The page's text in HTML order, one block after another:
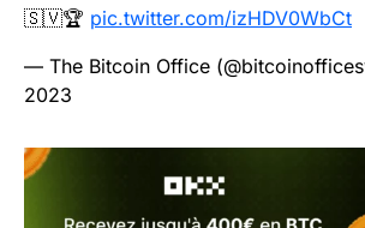
🇸🇻🏆 pic.twitter.com/izHDV0WbCt
— The Bitcoin Office
2023